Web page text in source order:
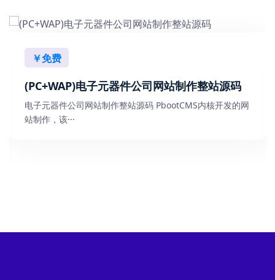
￥免费
(PC+WAP)电子元器件公司网站制作整站源码
电子元器件公司网站制作整站源码 PbootCMS内核开发的网
站制作，该···